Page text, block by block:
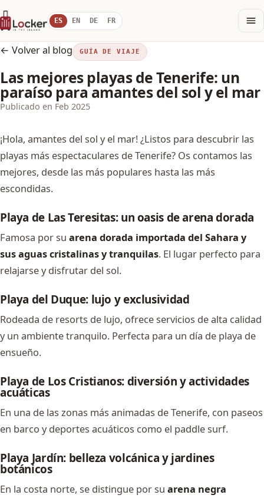
ES EN DE FR
← Volver al blog GUÍA DE VIAJE
Las mejores playas de Tenerife: un
paraíso para amantes del sol y el mar
Publicado en Feb 2025
¡Hola, amantes del sol y el mar! ¿Listos para descubrir las
playas más espectaculares de Tenerife? Os contamos las
mejores, desde las más populares hasta las más
escondidas.
Playa de Las Teresitas: un oasis de arena dorada
Famosa por su arena dorada importada del Sahara y
sus aguas cristalinas y tranquilas. El lugar perfecto para
relajarse y disfrutar del sol.
Playa del Duque: lujo y exclusividad
Rodeada de resorts de lujo, ofrece servicios de alta calidad
y un ambiente tranquilo. Perfecta para un día de playa de
ensueño.
Playa de Los Cristianos: diversión y actividades
acuáticas
En una de las zonas más animadas de Tenerife, con paseos
en barco y deportes acuáticos como el paddle surf.
Playa Jardín: belleza volcánica y jardines
botánicos
En la costa norte, se distingue por su arena negra